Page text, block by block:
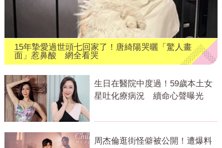
15年摯愛過世頭七回家了！唐綺陽哭曬「驚人畫
面」惹鼻酸 網全看哭
生日在醫院中度過！59歲本土女
星吐化療病況 續命心聲曝光
周杰倫逛街怪僻被公開！遭爆料